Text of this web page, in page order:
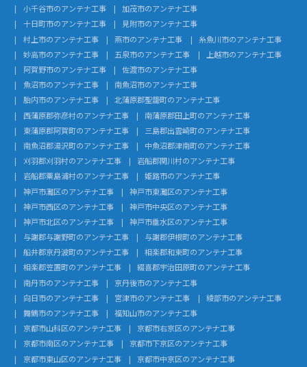
小千谷市のアンテナ工事
加茂市のアンテナ工事
十日町市のアンテナ工事
見附市のアンテナ工事
村上市のアンテナ工事
燕市のアンテナ工事
糸魚川市のアンテナ工事
妙高市のアンテナ工事
五泉市のアンテナ工事
上越市のアンテナ工事
阿賀野市のアンテナ工事
佐渡市のアンテナ工事
魚沼市のアンテナ工事
南魚沼市のアンテナ工事
胎内市のアンテナ工事
北蒲原郡聖籠町のアンテナ工事
西蒲原郡弥彦村のアンテナ工事
南蒲原郡田上町のアンテナ工事
東蒲原郡阿賀町のアンテナ工事
三島郡出雲崎町のアンテナ工事
南魚沼郡湯沢町のアンテナ工事
中魚沼郡津南町のアンテナ工事
刈羽郡刈羽村のアンテナ工事
岩船郡関川村のアンテナ工事
岩船郡粟島浦村のアンテナ工事
姫路市のアンテナ工事
神戸市灘区のアンテナ工事
神戸市東灘区のアンテナ工事
神戸市西区のアンテナ工事
神戸市中央区のアンテナ工事
神戸市北区のアンテナ工事
神戸市垂水区のアンテナ工事
与謝郡与謝野町のアンテナ工事
与謝郡伊根町のアンテナ工事
船井郡京丹波町のアンテナ工事
相楽郡和束町のアンテナ工事
相楽郡笠置町のアンテナ工事
綴喜郡宇治田原町のアンテナ工事
南丹市のアンテナ工事
京丹後市のアンテナ工事
向日市のアンテナ工事
宮津市のアンテナ工事
綾部市のアンテナ工事
舞鶴市のアンテナ工事
福知山市のアンテナ工事
京都市山科区のアンテナ工事
京都市右京区のアンテナ工事
京都市南区のアンテナ工事
京都市下京区のアンテナ工事
京都市東山区のアンテナ工事
京都市中京区のアンテナ工事